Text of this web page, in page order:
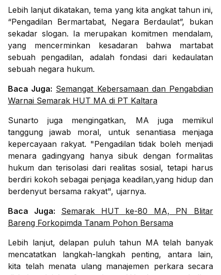
Lebih lanjut dikatakan, tema yang kita angkat tahun ini,
“Pengadilan Bermartabat, Negara Berdaulat”, bukan
sekadar slogan. Ia merupakan komitmen mendalam,
yang mencerminkan kesadaran bahwa martabat
sebuah pengadilan, adalah fondasi dari kedaulatan
sebuah negara hukum.
Baca Juga: Semangat Kebersamaan dan Pengabdian
Warnai Semarak HUT MA di PT Kaltara
Sunarto juga mengingatkan, MA juga memikul
tanggung jawab moral, untuk senantiasa menjaga
kepercayaan rakyat. "Pengadilan tidak boleh menjadi
menara gadingyang hanya sibuk dengan formalitas
hukum dan terisolasi dari realitas sosial, tetapi harus
berdiri kokoh sebagai penjaga keadilan,yang hidup dan
berdenyut bersama rakyat", ujarnya.
Baca Juga:
Semarak HUT ke-80 MA, PN Blitar
Bareng Forkopimda Tanam Pohon Bersama
Lebih lanjut, delapan puluh tahun MA telah banyak
mencatatkan langkah-langkah penting, antara lain,
kita telah menata ulang manajemen perkara secara